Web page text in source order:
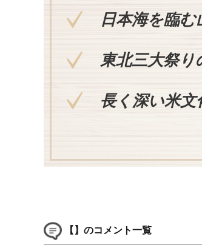
日本海を臨
東北三大祭り
長く深い米文
【】のコメント一覧